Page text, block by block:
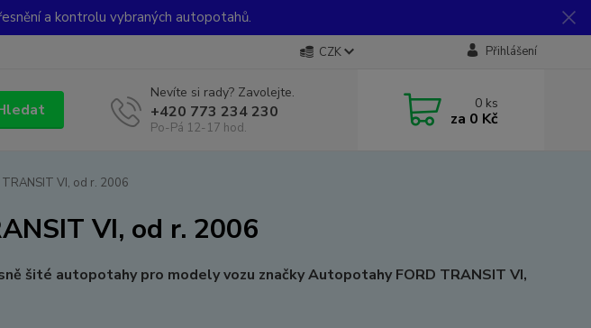
a kontrolu vybraných autopotahů.
CZK Přihlášení
Nevíte si rady? Zavolejte.
+420 773 234 230
Po-Pá 12-17 hod.
0 ks
za 0 Kč
VI, od r. 2006
VI, od r. 2006
šité autopotahy pro modely vozu značky Autopotahy FORD TRANSIT VI,